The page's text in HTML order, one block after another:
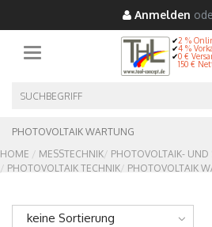
Anmelden
Toggle navigation
2 %
4 %
0 €
150 €
PHOTOVOLTAIK WARTUNG
HOME
MESSTECHNIK
PHOTOVOLTAIK- UND
PHOTOVOLTAIK TECHNIK
PHOTOVOLTAIK
keine Sortierung